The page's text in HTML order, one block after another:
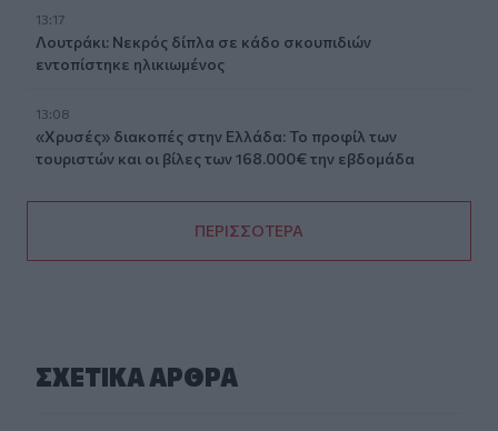
13:17
Λουτράκι: Νεκρός δίπλα σε κάδο σκουπιδιών
εντοπίστηκε ηλικιωμένος
13:08
«Χρυσές» διακοπές στην Ελλάδα: Το προφίλ των
τουριστών και οι βίλες των 168.000€ την εβδομάδα
ΠΕΡΙΣΣΟΤΕΡΑ
ΣΧΕΤΙΚA AΡΘΡΑ